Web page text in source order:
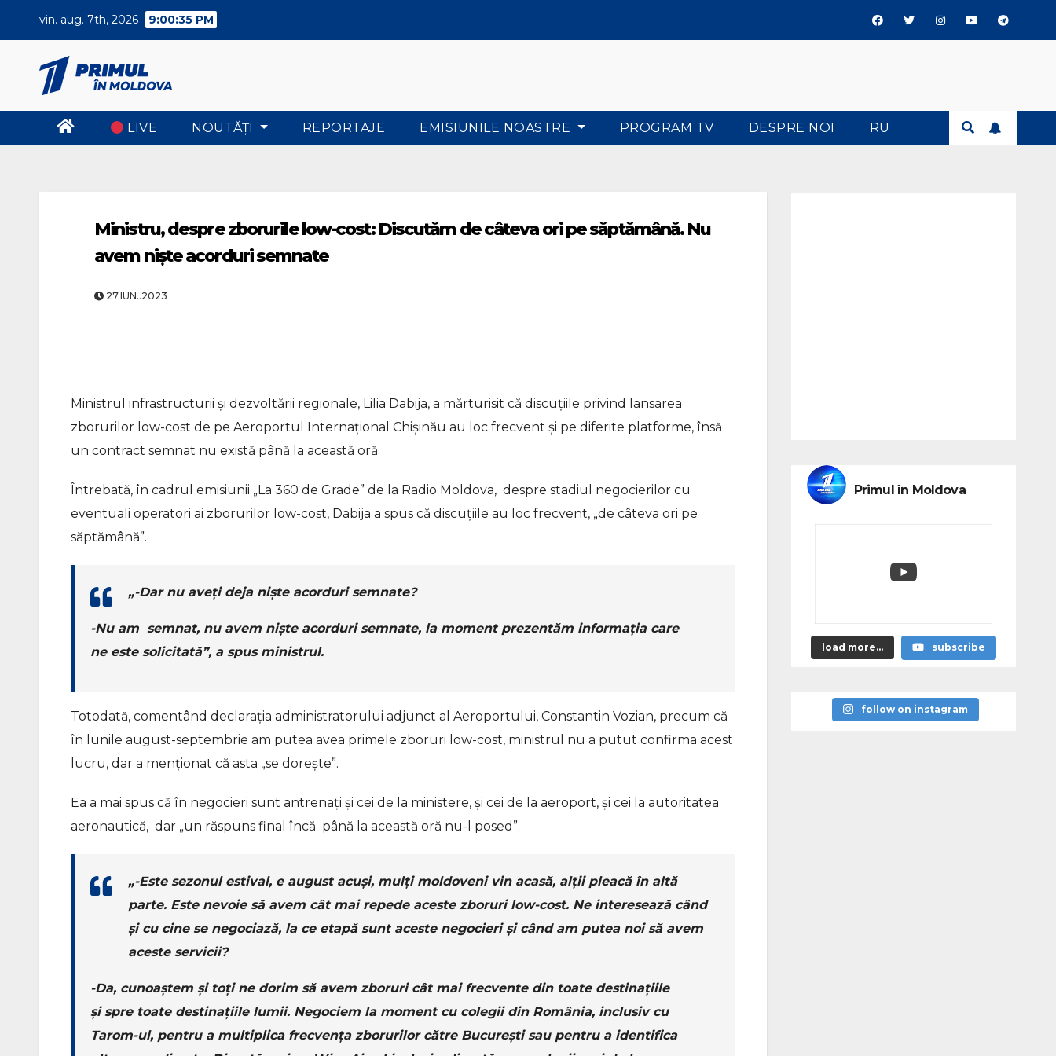
vin. aug. 7th, 2026 9:00:35 PM
LIVE NOUTĂŢI REPORTAJE EMISIUNILE NOASTRE PROGRAM TV DESPRE NOI RU
Ministru, despre zborurile low-cost: Discutăm de câteva ori pe săptămână. Nu
avem niște acorduri semnate
27.IUN..2023
Ministrul infrastructurii și dezvoltării regionale, Lilia Dabija, a mărturisit că discuțiile privind lansarea
zborurilor low-cost de pe Aeroportul Internațional Chișinău au loc frecvent și pe diferite platforme, însă
un contract semnat nu există până la această oră.
Întrebată, în cadrul emisiunii „La 360 de Grade” de la Radio Moldova, despre stadiul negocierilor cu
eventuali operatori ai zborurilor low-cost, Dabija a spus că discuțiile au loc frecvent, „de câteva ori pe
săptămână”.
„-Dar nu aveți deja niște acorduri semnate?
-Nu am semnat, nu avem niște acorduri semnate, la moment prezentăm informația care
ne este solicitată”, a spus ministrul.
Totodată, comentând declarația administratorului adjunct al Aeroportului, Constantin Vozian, precum că
în lunile august-septembrie am putea avea primele zboruri low-cost, ministrul nu a putut confirma acest
lucru, dar a menționat că asta „se dorește”.
Ea a mai spus că în negocieri sunt antrenați și cei de la ministere, și cei de la aeroport, și cei la autoritatea
aeronautică, dar „un răspuns final încă până la această oră nu-l posed”.
„-Este sezonul estival, e august acuși, mulți moldoveni vin acasă, alții pleacă în altă
parte. Este nevoie să avem cât mai repede aceste zboruri low-cost. Ne interesează când
și cu cine se negociază, la ce etapă sunt aceste negocieri și când am putea noi să avem
aceste servicii?
-Da, cunoaștem și toți ne dorim să avem zboruri cât mai frecvente din toate destinațiile
și spre toate destinațiile lumii. Negociem la moment cu colegii din România, inclusiv cu
Tarom-ul, pentru a multiplica frecvența zborurilor către București sau pentru a identifica
Primul în Moldova
load more... subscribe
follow on instagram